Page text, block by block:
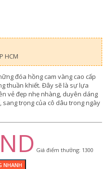
HCM
đóa hồng cam vàng cao cấp
thuần khiết. Đây sẽ là sự lựa
vẻ đẹp nhẹ nhàng, duyên dáng
trọng của cô dâu trong ngày
Giá điểm thưởng: 1300